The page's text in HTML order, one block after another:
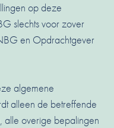
op deze
slechts voor zover
en Opdrachtgever
algemene
alleen de betreffende
alle overige bepalingen